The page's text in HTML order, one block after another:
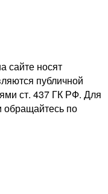
сайте носят
публичной
ст. 437 ГК РФ. Для
по